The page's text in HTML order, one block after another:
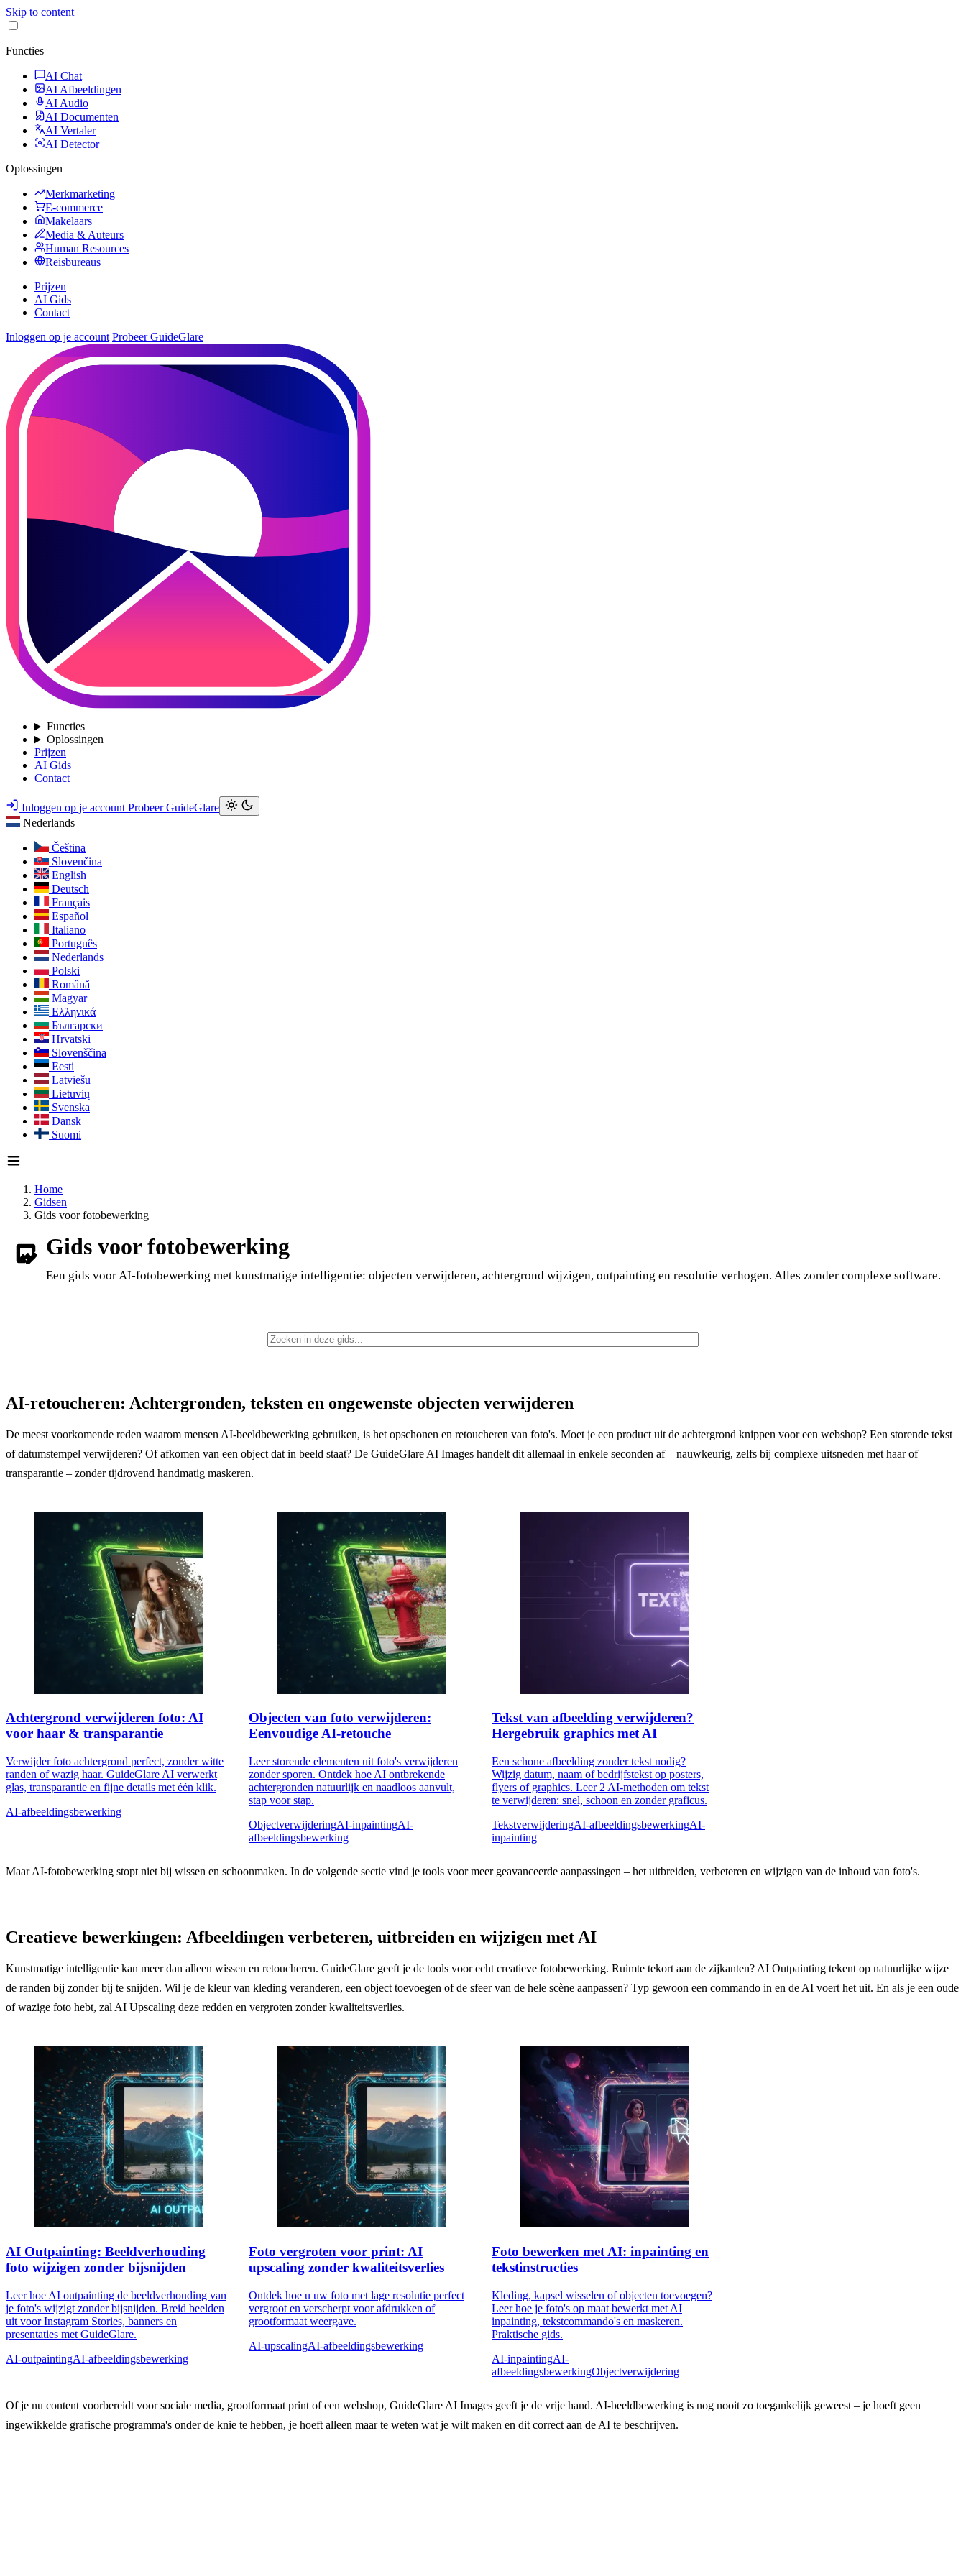
Skip to content
Functies
AI Chat
AI Afbeeldingen
AI Audio
AI Documenten
AI Vertaler
AI Detector
Oplossingen
Merkmarketing
E-commerce
Makelaars
Media & Auteurs
Human Resources
Reisbureaus
Prijzen
AI Gids
Contact
Inloggen op je account Probeer GuideGlare
Functies
Oplossingen
Prijzen
AI Gids
Contact
Inloggen op je account Probeer GuideGlare
Nederlands
Čeština
Slovenčina
English
Deutsch
Français
Español
Italiano
Português
Nederlands
Polski
Română
Magyar
Ελληνικά
Български
Hrvatski
Slovenščina
Eesti
Latviešu
Lietuvių
Svenska
Dansk
Suomi
Home
Gidsen
Gids voor fotobewerking
Gids voor fotobewerking
Een gids voor AI-fotobewerking met kunstmatige intelligentie: objecten verwijderen, achtergrond wijzigen, outpainting en resolutie verhogen. Alles zonder complexe software.
AI-retoucheren: Achtergronden, teksten en ongewenste objecten verwijderen
De meest voorkomende reden waarom mensen AI-beeldbewerking gebruiken, is het opschonen en retoucheren van foto's. Moet je een product uit de achtergrond knippen voor een webshop? Een storende tekst
of datumstempel verwijderen? Of afkomen van een object dat in beeld staat? De GuideGlare AI Images handelt dit allemaal in enkele seconden af – nauwkeurig, zelfs bij complexe uitsneden met haar of
transparantie – zonder tijdrovend handmatig maskeren.
Achtergrond verwijderen foto: AI
voor haar & transparantie
Verwijder foto achtergrond perfect, zonder witte
randen of wazig haar. GuideGlare AI verwerkt
glas, transparantie en fijne details met één klik.
AI-afbeeldingsbewerking
Objecten van foto verwijderen:
Eenvoudige AI-retouche
Leer storende elementen uit foto's verwijderen
zonder sporen. Ontdek hoe AI ontbrekende
achtergronden natuurlijk en naadloos aanvult,
stap voor stap.
ObjectverwijderingAI-inpaintingAI-
afbeeldingsbewerking
Tekst van afbeelding verwijderen?
Hergebruik graphics met AI
Een schone afbeelding zonder tekst nodig?
Wijzig datum, naam of bedrijfstekst op posters,
flyers of graphics. Leer 2 AI-methoden om tekst
te verwijderen: snel, schoon en zonder graficus.
TekstverwijderingAI-afbeeldingsbewerkingAI-
inpainting
Maar AI-fotobewerking stopt niet bij wissen en schoonmaken. In de volgende sectie vind je tools voor meer geavanceerde aanpassingen – het uitbreiden, verbeteren en wijzigen van de inhoud van foto's.
Creatieve bewerkingen: Afbeeldingen verbeteren, uitbreiden en wijzigen met AI
Kunstmatige intelligentie kan meer dan alleen wissen en retoucheren. GuideGlare geeft je de tools voor echt creatieve fotobewerking. Ruimte tekort aan de zijkanten? AI Outpainting tekent op natuurlijke wijze
de randen bij zonder bij te snijden. Wil je de kleur van kleding veranderen, een object toevoegen of de sfeer van de hele scène aanpassen? Typ gewoon een commando in en de AI voert het uit. En als je een oude
of wazige foto hebt, zal AI Upscaling deze redden en vergroten zonder kwaliteitsverlies.
AI Outpainting: Beeldverhouding
foto wijzigen zonder bijsnijden
Leer hoe AI outpainting de beeldverhouding van
je foto's wijzigt zonder bijsnijden. Breid beelden
uit voor Instagram Stories, banners en
presentaties met GuideGlare.
AI-outpaintingAI-afbeeldingsbewerking
Foto vergroten voor print: AI
upscaling zonder kwaliteitsverlies
Ontdek hoe u uw foto met lage resolutie perfect
vergroot en verscherpt voor afdrukken of
grootformaat weergave.
AI-upscalingAI-afbeeldingsbewerking
Foto bewerken met AI: inpainting en
tekstinstructies
Kleding, kapsel wisselen of objecten toevoegen?
Leer hoe je foto's op maat bewerkt met AI
inpainting, tekstcommando's en maskeren.
Praktische gids.
AI-inpaintingAI-
afbeeldingsbewerkingObjectverwijdering
Of je nu content voorbereidt voor sociale media, grootformaat print of een webshop, GuideGlare AI Images geeft je de vrije hand. AI-beeldbewerking is nog nooit zo toegankelijk geweest – je hoeft geen
ingewikkelde grafische programma's onder de knie te hebben, je hoeft alleen maar te weten wat je wilt maken en dit correct aan de AI te beschrijven.